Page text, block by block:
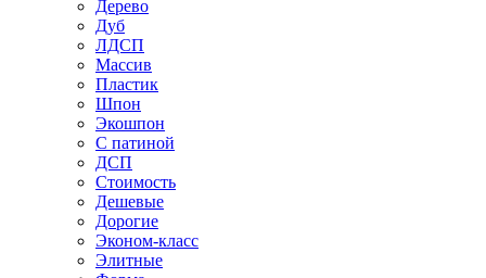
Дерево
Дуб
ЛДСП
Массив
Пластик
Шпон
Экошпон
С патиной
ДСП
Стоимость
Дешевые
Дорогие
Эконом-класс
Элитные